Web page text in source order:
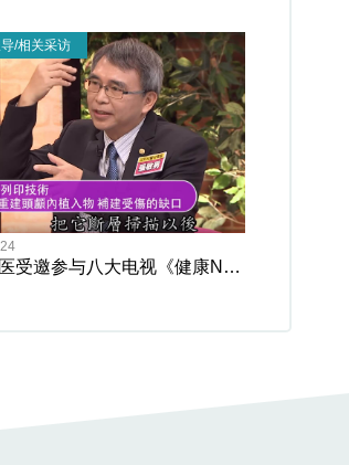
/相关采访
长阳生医受邀参与八大电视《健康NO.1》的节目录影 录影单元「"3D列印"能救命?! 缩短骨折手术与疼痛时间!」